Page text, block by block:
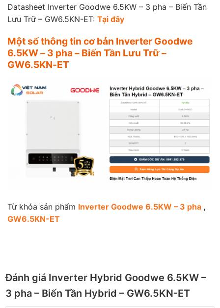
Datasheet Inverter Goodwe 6.5KW – 3 pha – Biến Tần
Lưu Trữ – GW6.5KN-ET: Tại đây
Một số thông tin cơ bản Inverter Goodwe
6.5KW – 3 pha – Biến Tần Lưu Trữ –
GW6.5KN-ET
Từ khóa sản phẩm Inverter Goodwe 6.5KW – 3 pha ,
GW6.5KN-ET
Đánh giá Inverter Hybrid Goodwe 6.5KW –
3 pha – Biến Tần Hybrid – GW6.5KN-ET